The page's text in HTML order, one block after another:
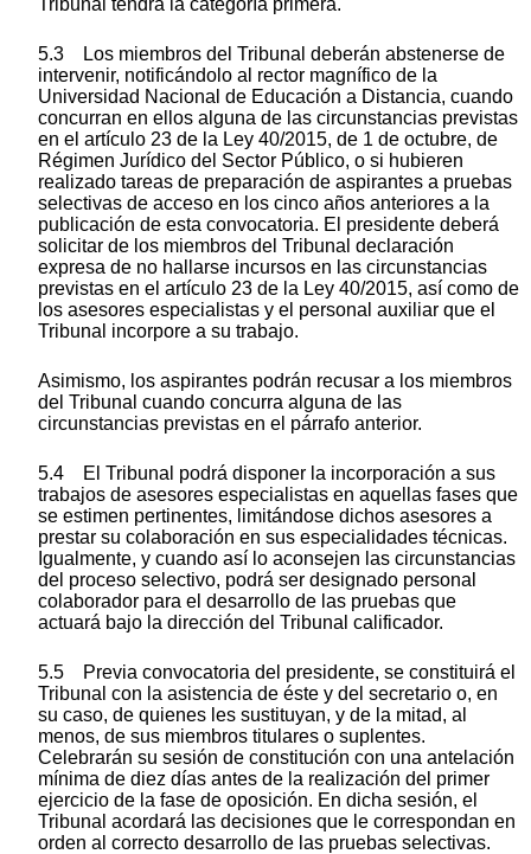
Tribunal tendrá la categoría primera.
5.3 Los miembros del Tribunal deberán abstenerse de
intervenir, notificándolo al rector magnífico de la
Universidad Nacional de Educación a Distancia, cuando
concurran en ellos alguna de las circunstancias previstas
en el artículo 23 de la Ley 40/2015, de 1 de octubre, de
Régimen Jurídico del Sector Público, o si hubieren
realizado tareas de preparación de aspirantes a pruebas
selectivas de acceso en los cinco años anteriores a la
publicación de esta convocatoria. El presidente deberá
solicitar de los miembros del Tribunal declaración
expresa de no hallarse incursos en las circunstancias
previstas en el artículo 23 de la Ley 40/2015, así como de
los asesores especialistas y el personal auxiliar que el
Tribunal incorpore a su trabajo.
Asimismo, los aspirantes podrán recusar a los miembros
del Tribunal cuando concurra alguna de las
circunstancias previstas en el párrafo anterior.
5.4 El Tribunal podrá disponer la incorporación a sus
trabajos de asesores especialistas en aquellas fases que
se estimen pertinentes, limitándose dichos asesores a
prestar su colaboración en sus especialidades técnicas.
Igualmente, y cuando así lo aconsejen las circunstancias
del proceso selectivo, podrá ser designado personal
colaborador para el desarrollo de las pruebas que
actuará bajo la dirección del Tribunal calificador.
5.5 Previa convocatoria del presidente, se constituirá el
Tribunal con la asistencia de éste y del secretario o, en
su caso, de quienes les sustituyan, y de la mitad, al
menos, de sus miembros titulares o suplentes.
Celebrarán su sesión de constitución con una antelación
mínima de diez días antes de la realización del primer
ejercicio de la fase de oposición. En dicha sesión, el
Tribunal acordará las decisiones que le correspondan en
orden al correcto desarrollo de las pruebas selectivas.